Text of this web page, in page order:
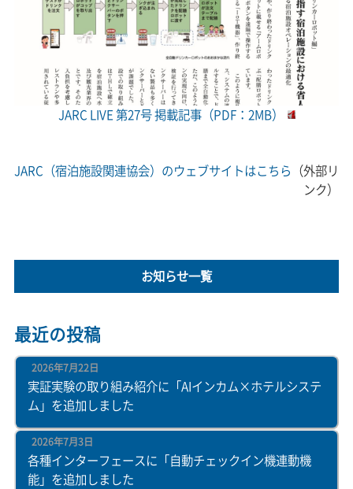
JARC LIVE 第27号 掲載記事（PDF：2MB）
JARC（宿泊施設関連協会）のウェブサイトはこちら （外部リ
ンク）
お知らせ一覧
最近の投稿
実証実験の取り組み紹介に「AIインカム×ホテルシステ
ム」を追加しました
2026年7月22日
各種インターフェースに「自動チェックイン機連動機
能」を追加しました
2026年7月3日